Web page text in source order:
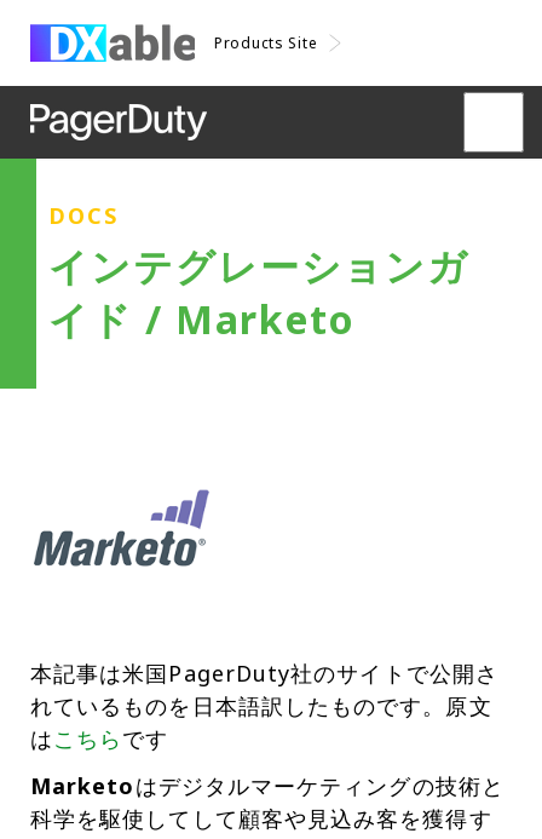
Products Site
DOCS
インテグレーションガ
イド / Marketo
本記事は米国PagerDuty社のサイトで公開さ
れているものを日本語訳したものです。原文
はこちらです
Marketoはデジタルマーケティングの技術と
科学を駆使してして顧客や見込み客を獲得す